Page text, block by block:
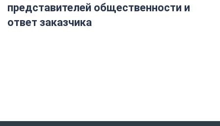
представителей общественности и
ответ заказчика